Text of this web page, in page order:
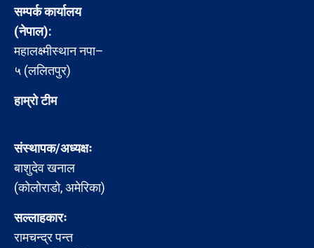
सम्पर्क कार्यालय
(नेपाल):
महालक्ष्मीस्थान नपा–
५ (ललितपुर)
हाम्रो टीम
संस्थापक/अध्यक्षः
बाशुदेव खनाल
(कोलोराडो, अमेरिका)
सल्लाहकारः
रामचन्द्र पन्त